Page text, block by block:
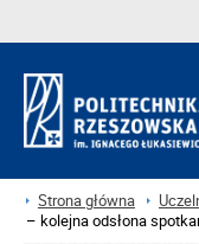
Strona główna
– kolejna odsłona